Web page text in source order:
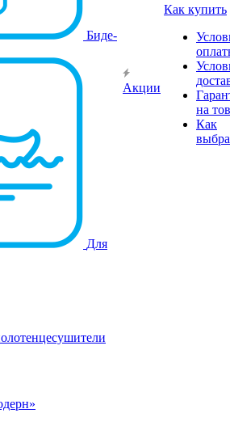
Биде-
Для
Акции
Как купить
на
Как